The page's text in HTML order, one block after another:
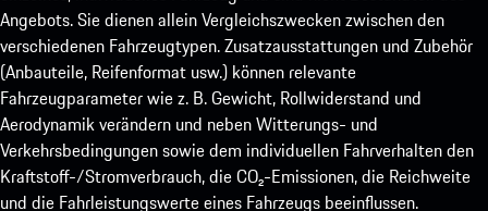
Angebots. Sie dienen allein Vergleichszwecken zwischen den
verschiedenen Fahrzeugtypen. Zusatzausstattungen und Zubehör
(Anbauteile, Reifenformat usw.) können relevante
Fahrzeugparameter wie z. B. Gewicht, Rollwiderstand und
Aerodynamik verändern und neben Witterungs- und
Verkehrsbedingungen sowie dem individuellen Fahrverhalten den
Kraftstoff-/Stromverbrauch, die CO₂-Emissionen, die Reichweite
und die Fahrleistungswerte eines Fahrzeugs beeinflussen.